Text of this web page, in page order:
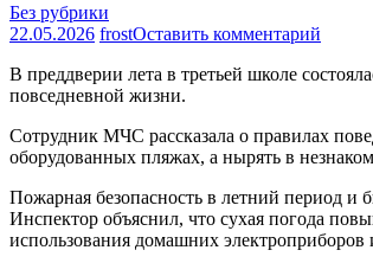
Без рубрики
22.05.2026 frostОставить комментарий
С
МЧС
В преддверии лета в третьей школе
повседневной жизни.
Сотрудник МЧС рассказала о правилах
оборудованных пляжах, а нырять в
Пожарная безопасность в летний период и
Инспектор объяснил, что сухая погода
использования домашних